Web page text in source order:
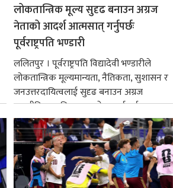
लोकतान्त्रिक मूल्य सुदृढ बनाउन अग्रज
नेताको आदर्श आत्मसात् गर्नुपर्छः
पूर्वराष्ट्रपति भण्डारी
ललितपुर । पूर्वराष्ट्रपति विद्यादेवी भण्डारीले
लोकतान्त्रिक मूल्यमान्यता, नैतिकता, सुशासन र
जनउत्तरदायित्वलाई सुदृढ बनाउन अग्रज
राजनीतिक व्यक्तित्वहरूको आदर्शलाई आत्मसात्
गर्न आवश्यक...